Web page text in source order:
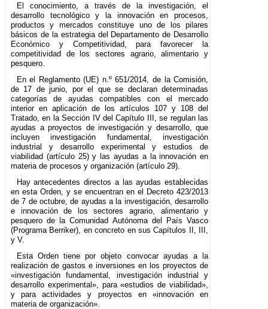
El conocimiento, a través de la investigación, el
desarrollo tecnológico y la innovación en procesos,
productos y mercados constituye uno de los pilares
básicos de la estrategia del Departamento de Desarrollo
Económico y Competitividad, para favorecer la
competitividad de los sectores agrario, alimentario y
pesquero.
En el Reglamento (UE) n.º 651/2014, de la Comisión,
de 17 de junio, por el que se declaran determinadas
categorías de ayudas compatibles con el mercado
interior en aplicación de los artículos 107 y 108 del
Tratado, en la Sección IV del Capítulo III, se regulan las
ayudas a proyectos de investigación y desarrollo, que
incluyen investigación fundamental, investigación
industrial y desarrollo experimental y estudios de
viabilidad (artículo 25) y las ayudas a la innovación en
materia de procesos y organización (artículo 29).
Hay antecedentes directos a las ayudas establecidas
en esta Orden, y se encuentran en el Decreto 423/2013
de 7 de octubre, de ayudas a la investigación, desarrollo
e innovación de los sectores agrario, alimentario y
pesquero de la Comunidad Autónoma del País Vasco
(Programa Berriker), en concreto en sus Capítulos II, III,
y V.
Esta Orden tiene por objeto convocar ayudas a la
realización de gastos e inversiones en los proyectos de
«investigación fundamental, investigación industrial y
desarrollo experimental», para «estudios de viabilidad»,
y para actividades y proyectos en «innovación en
materia de organización».